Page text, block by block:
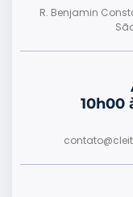
R. Benjamin
10h00